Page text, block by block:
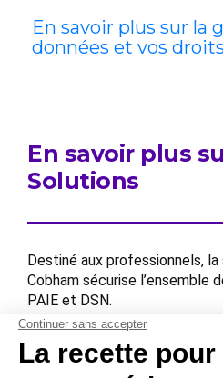
En savoir plus sur la
données et vos droits
En savoir plus
Solutions
Destiné aux professionnels,
Cobham sécurise l’ensemble
PAIE et DSN.
Contactez-nous